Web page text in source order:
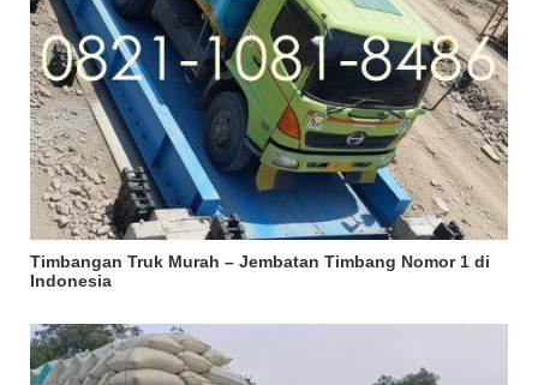
Timbangan Truk Murah – Jembatan Timbang Nomor 1 di
Indonesia